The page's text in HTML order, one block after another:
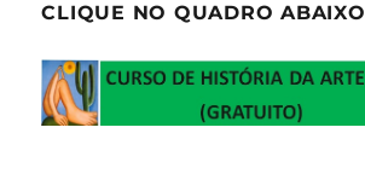
CLIQUE NO QUADRO ABAIXO